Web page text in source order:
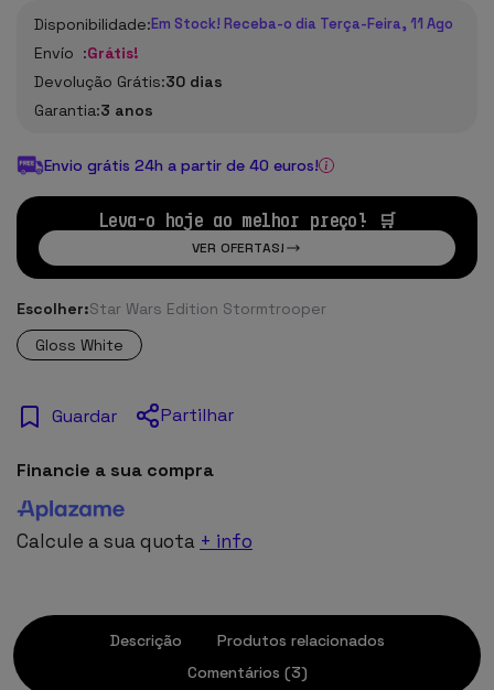
Disponibilidade:Em Stock! Receba-o dia Terça-Feira, 11 Ago
Envío :Grátis!
Devolução Grátis:30 dias
Garantia:3 anos
Envio grátis 24h a partir de 40 euros!
Leva-o hoje ao melhor preço! 🛒
VER OFERTAS!
Escolher:Star Wars Edition Stormtrooper
Gloss White
Guardar Partilhar
Financie a sua compra
Calcule a sua quota + info
Descrição
Produtos relacionados
Comentários (3)